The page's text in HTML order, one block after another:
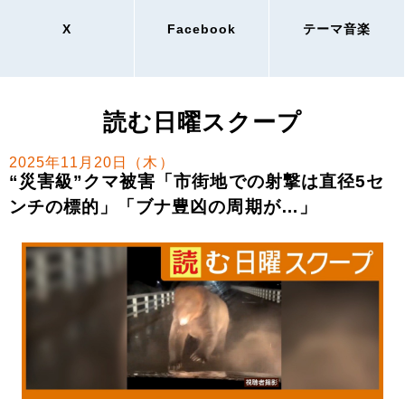
X Facebook テーマ音楽
読む日曜スクープ
2025年11月20日（木）
“災害級”クマ被害「市街地での射撃は直径5セ
ンチの標的」「ブナ豊凶の周期が…」